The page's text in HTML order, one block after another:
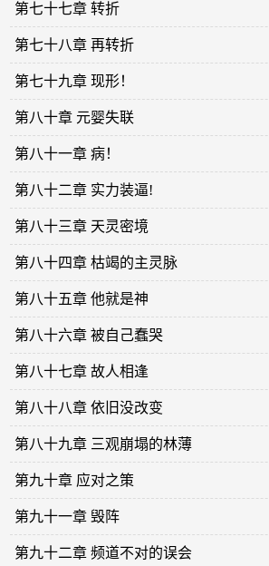
第七十七章 转折
第七十八章 再转折
第七十九章 现形！
第八十章 元婴失联
第八十一章 病！
第八十二章 实力装逼!
第八十三章 天灵密境
第八十四章 枯竭的主灵脉
第八十五章 他就是神
第八十六章 被自己蠢哭
第八十七章 故人相逢
第八十八章 依旧没改变
第八十九章 三观崩塌的林薄
第九十章 应对之策
第九十一章 毁阵
第九十二章 频道不对的误会